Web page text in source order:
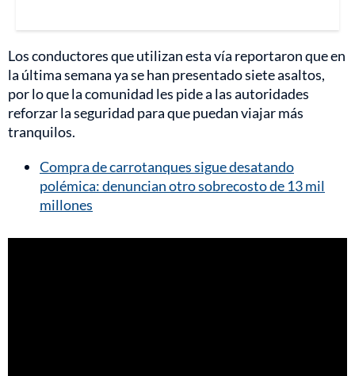
Los conductores que utilizan esta vía reportaron que en
la última semana ya se han presentado siete asaltos,
por lo que la comunidad les pide a las autoridades
reforzar la seguridad para que puedan viajar más
tranquilos.
Compra de carrotanques sigue desatando
polémica: denuncian otro sobrecosto de 13 mil
millones